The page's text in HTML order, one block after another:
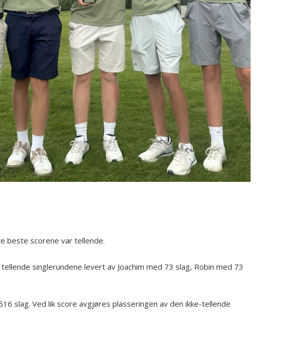
beste scorene var tellende.
singlerundene levert av Joachim med 73 slag, Robin med 73
slag. Ved lik score avgjøres plasseringen av den ikke-tellende